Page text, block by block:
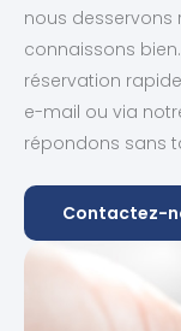
nous desservons
connaissons
réservation
e-mail ou via
répondons sans
Contactez-